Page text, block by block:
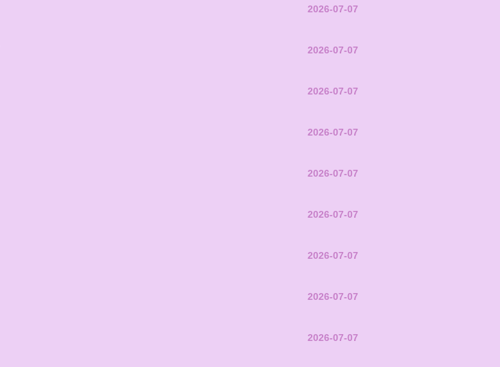
2026-07-07
2026-07-07
2026-07-07
2026-07-07
2026-07-07
2026-07-07
2026-07-07
2026-07-07
2026-07-07